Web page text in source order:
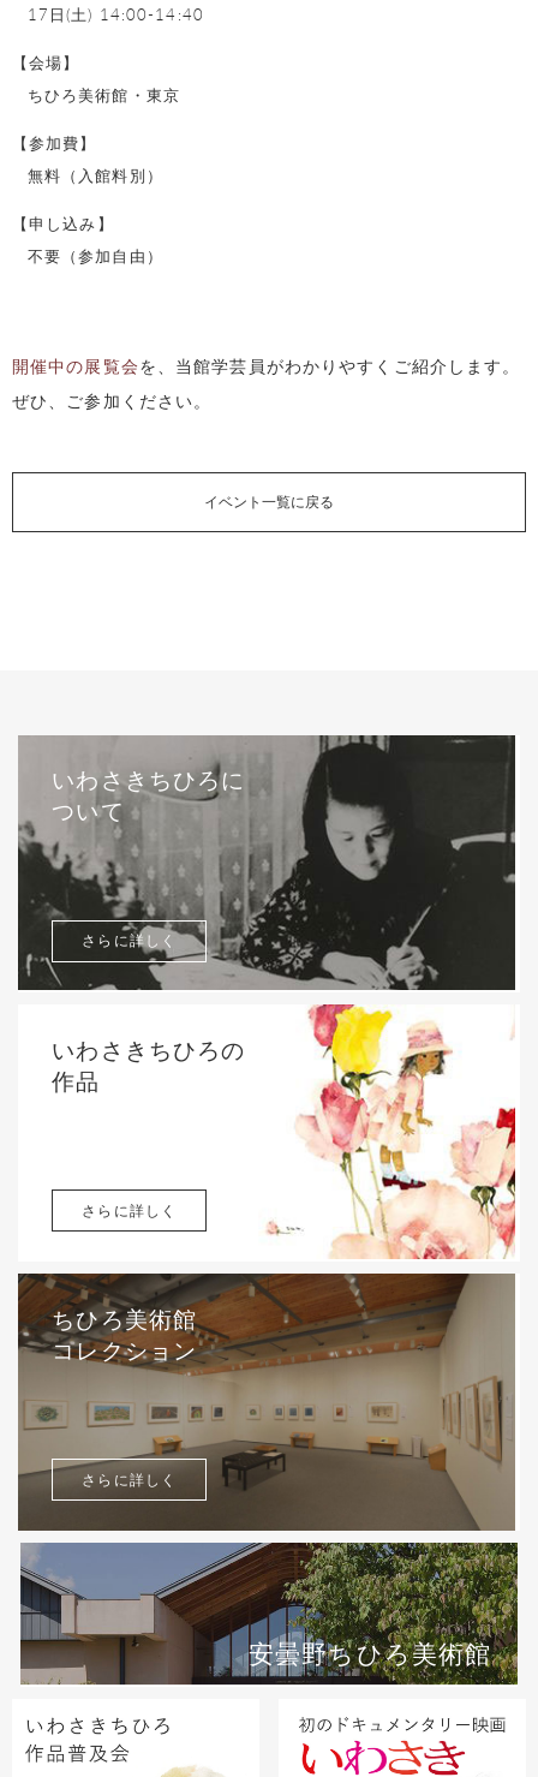
17日(土) 14:00-14:40
【会場】
ちひろ美術館・東京
【参加費】
無料（入館料別）
【申し込み】
不要（参加自由）
開催中の展覧会を、当館学芸員がわかりやすくご紹介します。
ぜひ、ご参加ください。
イベント一覧に戻る
いわさきちひろに
ついて
さらに詳しく
いわさきちひろの
作品
さらに詳しく
ちひろ美術館
コレクション
さらに詳しく
安曇野ちひろ美術館